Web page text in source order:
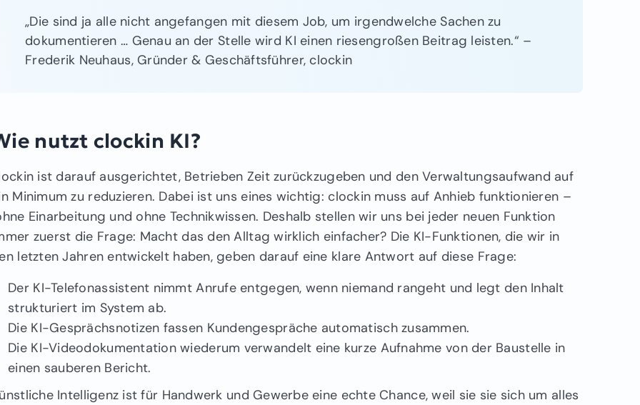
„Die sind ja alle nicht angefangen mit diesem Job, um irgendwelche Sachen zu
dokumentieren … Genau an der Stelle wird KI einen riesengroßen Beitrag leisten.“ –
Frederik Neuhaus, Gründer & Geschäftsführer, clockin
nutzt clockin KI?
ist darauf ausgerichtet, Betrieben Zeit zurückzugeben und den Verwaltungsaufwand auf
Minimum zu reduzieren. Dabei ist uns eines wichtig: clockin muss auf Anhieb funktionieren –
Einarbeitung und ohne Technikwissen. Deshalb stellen wir uns bei jeder neuen Funktion
zuerst die Frage: Macht das den Alltag wirklich einfacher? Die KI-Funktionen, die wir in
letzten Jahren entwickelt haben, geben darauf eine klare Antwort auf diese Frage:
Der KI-Telefonassistent nimmt Anrufe entgegen, wenn niemand rangeht und legt den Inhalt
strukturiert im System ab.
Die KI-Gesprächsnotizen fassen Kundengespräche automatisch zusammen.
Die KI-Videodokumentation wiederum verwandelt eine kurze Aufnahme von der Baustelle in
einen sauberen Bericht.
Intelligenz ist für Handwerk und Gewerbe eine echte Chance, weil sie sie sich um alles